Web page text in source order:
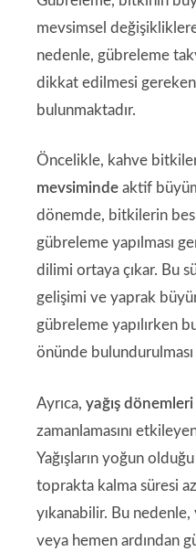
mevsimsel
nedenle, gübreleme
dikkat edilmesi
bulunmaktadır.
Öncelikle, kahve
mevsiminde aktif
dönemde, bitkilerin
gübreleme yapılması
dilimi ortaya çıkar. Bu
gelişimi ve yaprak
gübreleme yapılırken
önünde
Ayrıca, yağış dönemleri
zamanlamasını
Yağışların yoğun
toprakta kalma süresi
yıkanabilir. Bu nedenle,
veya hemen ardından